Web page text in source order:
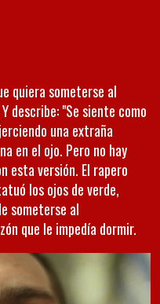
quiera someterse al
describe: "Se siente como
una extraña
en el ojo. Pero no hay
esta versión. El rapero
los ojos de verde,
someterse al
que le impedía dormir.